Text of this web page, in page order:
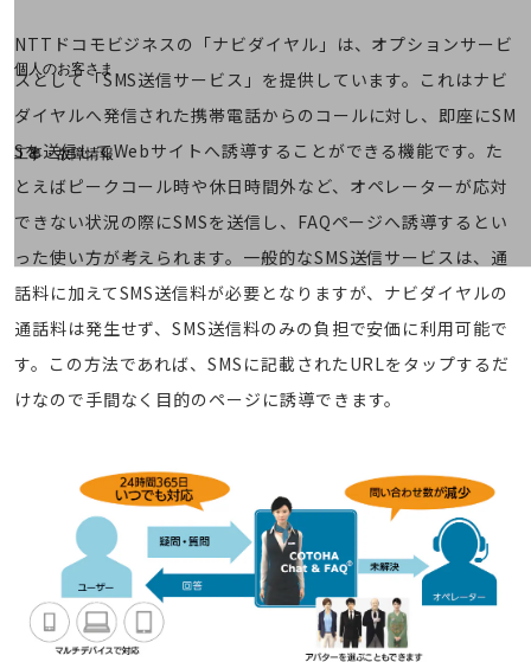
Web明細(My docomo)
個人のお客さま
NTTドコモ
OCNなど
工事・故障情報
お客さまサポートサイト
SDPFナレッジセンター
NTTドコモ 通信障害情報
NTTドコモビジネスの「ナビダイヤル」は、オプションサービ
スとして「SMS送信サービス」を提供しています。これはナビ
ダイヤルへ発信された携帯電話からのコールに対し、即座にSM
Sを送信してWebサイトへ誘導することができる機能です。た
とえばピークコール時や休日時間外など、オペレーターが応対
できない状況の際にSMSを送信し、FAQページへ誘導するとい
った使い方が考えられます。一般的なSMS送信サービスは、通
話料に加えてSMS送信料が必要となりますが、ナビダイヤルの
通話料は発生せず、SMS送信料のみの負担で安価に利用可能で
す。この方法であれば、SMSに記載されたURLをタップするだ
けなので手間なく目的のページに誘導できます。